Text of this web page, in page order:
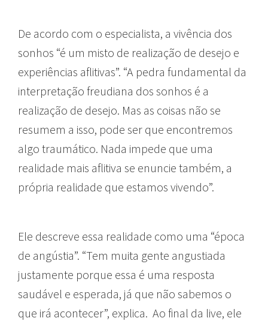
De acordo com o especialista, a vivência dos
sonhos “é um misto de realização de desejo e
experiências aflitivas”. “A pedra fundamental da
interpretação freudiana dos sonhos é a
realização de desejo. Mas as coisas não se
resumem a isso, pode ser que encontremos
algo traumático. Nada impede que uma
realidade mais aflitiva se enuncie também, a
própria realidade que estamos vivendo”.
Ele descreve essa realidade como uma “época
de angústia”. “Tem muita gente angustiada
justamente porque essa é uma resposta
saudável e esperada, já que não sabemos o
que irá acontecer”, explica. Ao final da live, ele